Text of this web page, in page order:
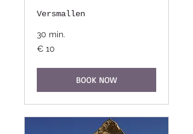
Versmallen
30 min.
10
euro
€ 10
BOOK NOW